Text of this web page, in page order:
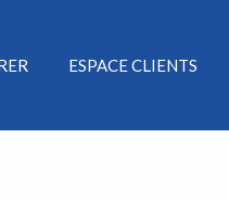
ESPACE CLIENTS